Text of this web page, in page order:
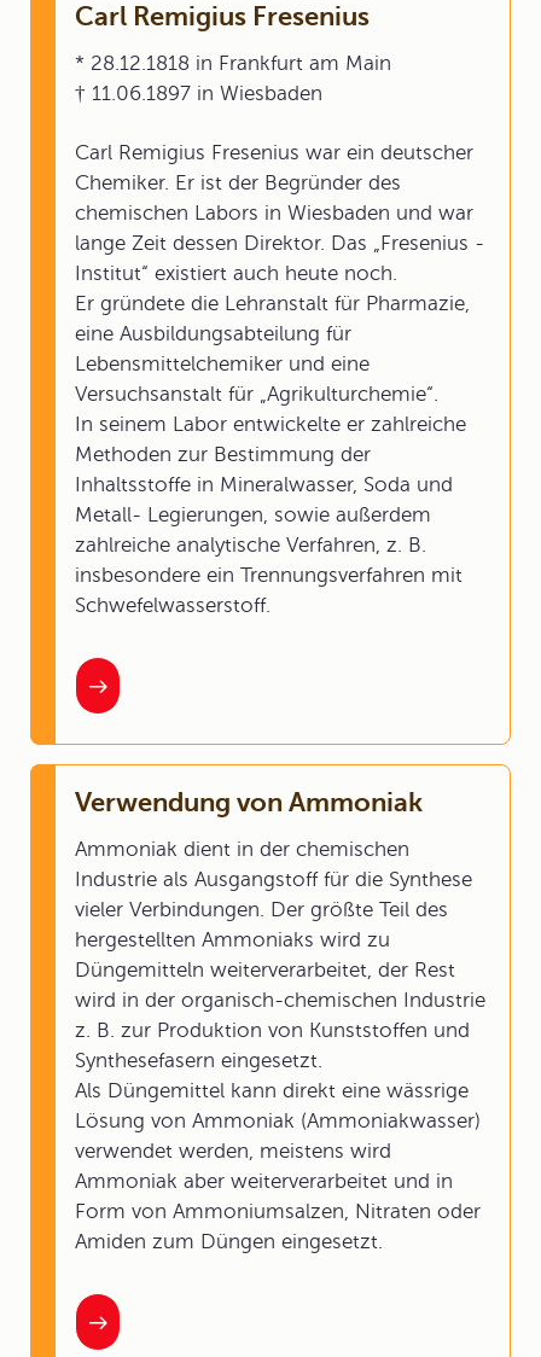
Carl Remigius Fresenius
* 28.12.1818 in Frankfurt am Main
† 11.06.1897 in Wiesbaden
Carl Remigius Fresenius war ein deutscher
Chemiker. Er ist der Begründer des
chemischen Labors in Wiesbaden und war
lange Zeit dessen Direktor. Das „Fresenius -
Institut“ existiert auch heute noch.
Er gründete die Lehranstalt für Pharmazie,
eine Ausbildungsabteilung für
Lebensmittelchemiker und eine
Versuchsanstalt für „Agrikulturchemie“.
In seinem Labor entwickelte er zahlreiche
Methoden zur Bestimmung der
Inhaltsstoffe in Mineralwasser, Soda und
Metall- Legierungen, sowie außerdem
zahlreiche analytische Verfahren, z. B.
insbesondere ein Trennungsverfahren mit
Schwefelwasserstoff.
Verwendung von Ammoniak
Ammoniak dient in der chemischen
Industrie als Ausgangstoff für die Synthese
vieler Verbindungen. Der größte Teil des
hergestellten Ammoniaks wird zu
Düngemitteln weiterverarbeitet, der Rest
wird in der organisch-chemischen Industrie
z. B. zur Produktion von Kunststoffen und
Synthesefasern eingesetzt.
Als Düngemittel kann direkt eine wässrige
Lösung von Ammoniak (Ammoniakwasser)
verwendet werden, meistens wird
Ammoniak aber weiterverarbeitet und in
Form von Ammoniumsalzen, Nitraten oder
Amiden zum Düngen eingesetzt.